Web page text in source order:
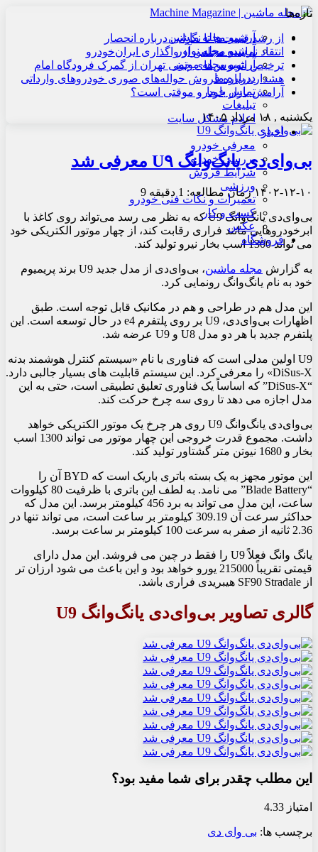
آرشیو مجله ماشین
آرشیو مجله نوآور
آرشیو مجله موتور
درباره ما
تماس با ما
تبلیغات
اعلام مشکل سایت
اخبار
معرفی خودرو
بررسی خودرو
شرایط فروش
ورزشی
تعمیرات و نکات فنی خودرو
کسب و کار
عکس
فروشگاه
تازه‌ها
از رشد قیمت‌ها تا نگرانی درباره انحصار
انتقاد نماینده مجلس از واگذاری ایران‌خودرو
ترخیص اتوبوس‌های چینی تهران از گمرک فرودگاه امام
هشدار درباره فروش حواله‌های صوری خودروهای وارداتی
آرامش بازار خودرو موقتی است؟
یکشنبه , ۱۸ مرداد ۱۴۰۵
بی‌وای‌دی یانگ‌وانگ U۹ معرفی شد
۱۴۰۲-۱۲-۱۰زمان مطالعه: 1 دقیقه
بی‌وای‌دی یانگ‌وانگ U9 که به نظر می رسد می‌تواند روی کاغذ با
ابرخودروهایی مانند فراری رقابت کند، از چهار موتور الکتریکی خود
می تواند 1300 اسب بخار نیرو تولید کند.
به گزارش مجله ماشین
، بی‌وای‌دی از مدل جدید U9 برند پریمیوم
خود به نام یانگ‌وانگ رونمایی کرد.
این مدل هم در طراحی و هم در مکانیک قابل توجه است. طبق
اظهارات بی‌وای‌دی، U9 بر روی پلتفرم e4 در حال توسعه است. این
پلتفرم جدید با هر دو مدل U8 و U9 عرضه شد.
U9 اولین مدلی است که فناوری با نام «سیستم کنترل هوشمند بدنه
DiSus-X» را معرفی کرد. این سیستم قابلیت های بسیار جالبی دارد.
“DiSus-X” که اساساً یک فناوری تعلیق تطبیقی ​​است، حتی به این
مدل اجازه می دهد تا روی سه چرخ حرکت کند.
بی‌وای‌دی یانگ‌وانگ U9 روی هر چرخ یک موتور الکتریکی خواهد
داشت. مجموع قدرت خروجی این چهار موتور می تواند 1300 اسب
بخار و 1680 نیوتن متر گشتاور تولید کند.
این موتور مجهز به یک بسته باتری باریک است که BYD آن را
“Blade Battery” می نامد. به لطف این باتری با ظرفیت 80 کیلووات
ساعت، این مدل می تواند به برد 456 کیلومتر برسد. این مدل که
حداکثر سرعت آن 309.19 کیلومتر بر ساعت است، می تواند تنها در
2.36 ثانیه از صفر به سرعت 100 کیلومتر بر ساعت برسد.
یانگ وانگ فعلاً U9 را فقط در چین می فروشد. این مدل دارای
قیمتی تقریباً 215000 یورو خواهد بود و این باعث می شود ارزان تر
از SF90 Stradale هیبریدی فراری باشد.
گالری تصاویر بی‌وای‌دی یانگ‌وانگ U9
این مطلب چقدر برای شما مفید بود؟
امتیاز 4.33
برچسب ها: بی وای دی